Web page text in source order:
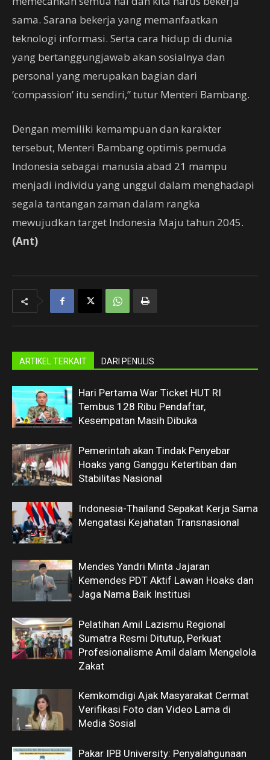
sama. Sarana bekerja yang memanfaatkan
teknologi informasi. Serta cara hidup di dunia
yang bertanggungjawab akan sosialnya dan
personal yang merupakan bagian dari
‘compassion’ itu sendiri,” tutur Menteri Bambang.
Dengan memiliki kemampuan dan karakter
tersebut, Menteri Bambang optimis pemuda
Indonesia sebagai manusia abad 21 mampu
menjadi individu yang unggul dalam menghadapi
segala tantangan zaman dalam rangka
mewujudkan target Indonesia Maju tahun 2045.
(Ant)
ARTIKEL TERKAIT DARI PENULIS
Hari Pertama War Ticket HUT RI
Tembus 128 Ribu Pendaftar,
Kesempatan Masih Dibuka
Pemerintah akan Tindak Penyebar
Hoaks yang Ganggu Ketertiban dan
Stabilitas Nasional
Indonesia-Thailand Sepakat Kerja Sama
Mengatasi Kejahatan Transnasional
Mendes Yandri Minta Jajaran
Kemendes PDT Aktif Lawan Hoaks dan
Jaga Nama Baik Institusi
Pelatihan Amil Lazismu Regional
Sumatra Resmi Ditutup, Perkuat
Profesionalisme Amil dalam Mengelola
Zakat
Kemkomdigi Ajak Masyarakat Cermat
Verifikasi Foto dan Video Lama di
Media Sosial
Pakar IPB University: Penyalahgunaan